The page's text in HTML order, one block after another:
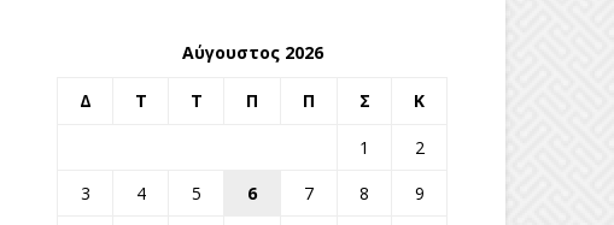
Αύγουστος 2026
Δ Τ Τ Π Π Σ Κ
1
2
3
4 5 6 7 8
9